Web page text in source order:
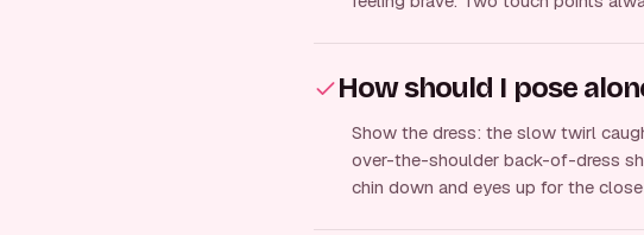
How should I pose
Show the dress: the slow twirl
over-the-shoulder back-of-dress
chin down and eyes up for the